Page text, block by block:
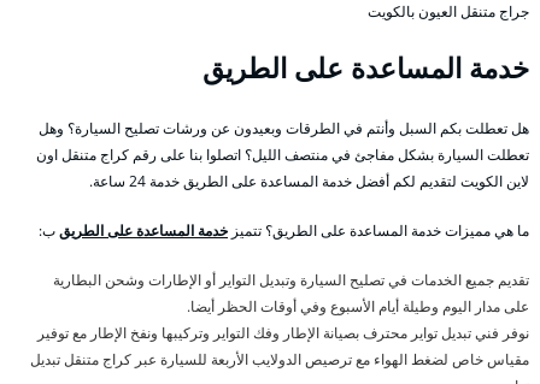
جراج متنقل العيون بالكويت
خدمة المساعدة على الطريق
هل تعطلت بكم السبل وأنتم في الطرقات وبعيدون عن ورشات تصليح السيارة؟ وهل
تعطلت السيارة بشكل مفاجئ في منتصف الليل؟ اتصلوا بنا على رقم كراج متنقل اون
لاين الكويت لتقديم لكم أفضل خدمة المساعدة على الطريق خدمة 24 ساعة.
ما هي مميزات خدمة المساعدة على الطريق؟ تتميز خدمة المساعدة على الطريقب:
تقديم جميع الخدمات في تصليح السيارة وتبديل التواير أو الإطارات وشحن البطارية
على مدار اليوم وطيلة أيام الأسبوع وفي أوقات الحظر أيضا.
نوفر فني تبديل تواير محترف بصيانة الإطار وفك التواير وتركيبها ونفخ الإطار مع توفير
مقياس خاص لضغط الهواء مع ترصيص الدولايب الأربعة للسيارة عبر كراج متنقل تبديل